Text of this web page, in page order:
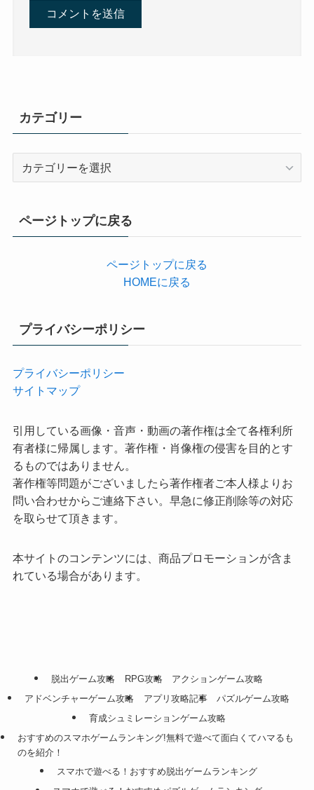
カテゴリー
ページトップに戻る
ページトップに戻る
HOMEに戻る
プライバシーポリシー
プライバシーポリシー
サイトマップ
引用している画像・音声・動画の著作権は全て各権利所
有者様に帰属します。著作権・肖像権の侵害を目的とす
るものではありません。
著作権等問題がございましたら著作権者ご本人様よりお
問い合わせからご連絡下さい。早急に修正削除等の対応
を取らせて頂きます。
本サイトのコンテンツには、商品プロモーションが含ま
れている場合があります。
脱出ゲーム攻略 RPG攻略
アクションゲーム攻略
アドベンチャーゲーム攻略
アプリ攻略記事
パズルゲーム攻略
育成シュミレーションゲーム攻略
おすすめのスマホゲームランキング!無料で遊べて面白くてハマるも
のを紹介！
スマホで遊べる！おすすめ脱出ゲームランキング